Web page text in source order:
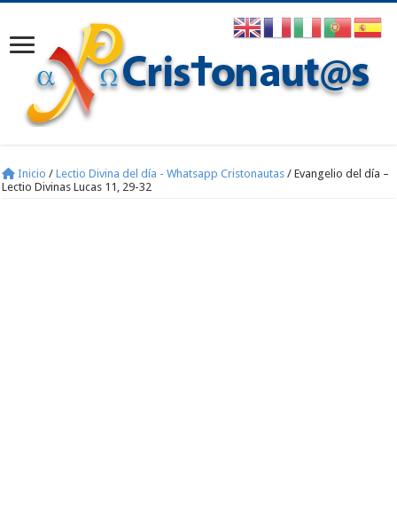
Inicio / Lectio Divina del día - Whatsapp Cristonautas / Evangelio del día –
Lectio Divinas Lucas 11, 29-32